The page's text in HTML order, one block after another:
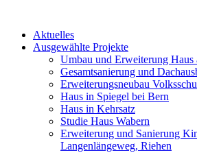
Aktuelles
Ausgewählte Projekte
Umbau und Erweiterung Haus
Gesamtsanierung und
Erweiterungsneubau
Haus in Spiegel bei Bern
Haus in Kehrsatz
Studie Haus Wabern
Erweiterung und Sanierung
Langenlängeweg, Riehen